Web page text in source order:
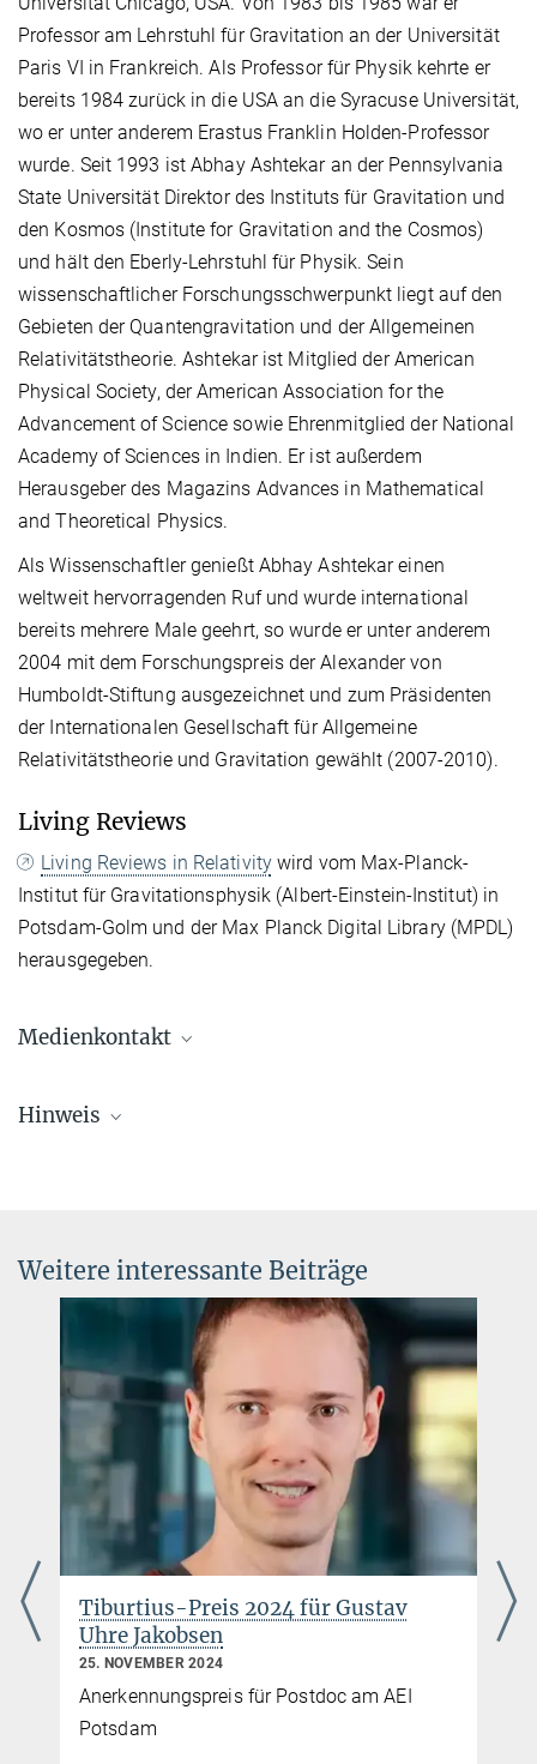
Professor am Lehrstuhl für Gravitation an der Universität
Paris VI in Frankreich. Als Professor für Physik kehrte er
bereits 1984 zurück in die USA an die Syracuse Universität,
wo er unter anderem Erastus Franklin Holden-Professor
wurde. Seit 1993 ist Abhay Ashtekar an der Pennsylvania
State Universität Direktor des Instituts für Gravitation und
den Kosmos (Institute for Gravitation and the Cosmos)
und hält den Eberly-Lehrstuhl für Physik. Sein
wissenschaftlicher Forschungsschwerpunkt liegt auf den
Gebieten der Quantengravitation und der Allgemeinen
Relativitätstheorie. Ashtekar ist Mitglied der American
Physical Society, der American Association for the
Advancement of Science sowie Ehrenmitglied der National
Academy of Sciences in Indien. Er ist außerdem
Herausgeber des Magazins Advances in Mathematical
and Theoretical Physics.
Als Wissenschaftler genießt Abhay Ashtekar einen
weltweit hervorragenden Ruf und wurde international
bereits mehrere Male geehrt, so wurde er unter anderem
2004 mit dem Forschungspreis der Alexander von
Humboldt-Stiftung ausgezeichnet und zum Präsidenten
der Internationalen Gesellschaft für Allgemeine
Relativitätstheorie und Gravitation gewählt (2007-2010).
Living Reviews
Living Reviews in Relativitywird vom Max-Planck-
Institut für Gravitationsphysik (Albert-Einstein-Institut) in
Potsdam-Golm und der Max Planck Digital Library (MPDL)
herausgegeben.
Medienkontakt
Hinweis
Weitere interessante Beiträge
Tiburtius-Preis 2024 für Gustav
Uhre Jakobsen
25. NOVEMBER 2024
Anerkennungspreis für Postdoc am AEI
Potsdam